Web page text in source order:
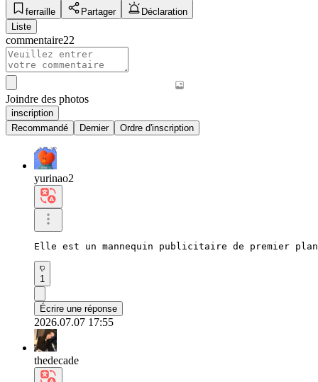
ferraille
Partager
Déclaration
Liste
commentaire22
Joindre des photos
inscription
Recommandé
Dernier Ordre d'inscription
yurinao2
Elle est un mannequin publicitaire de premier plan
1
Écrire une réponse
2026.07.07 17:55
thedecade